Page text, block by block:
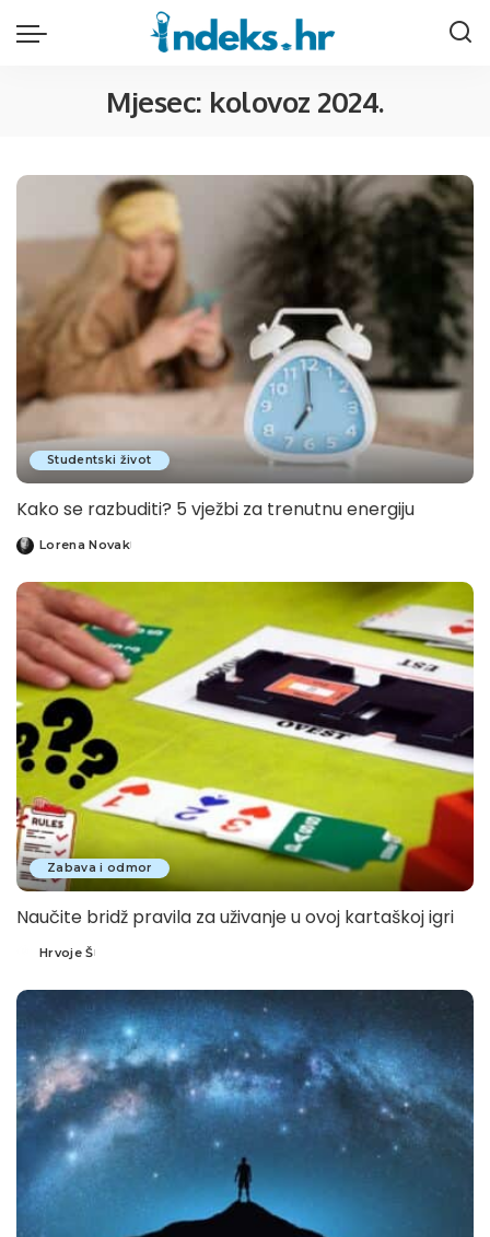
Mjesec: kolovoz 2024.
Studentski život
Kako se razbuditi? 5 vježbi za trenutnu energiju
Posted
Lorena Novak
Zabava i odmor
Naučite bridž pravila za uživanje u ovoj kartaškoj igri
Posted
Hrvoje Š